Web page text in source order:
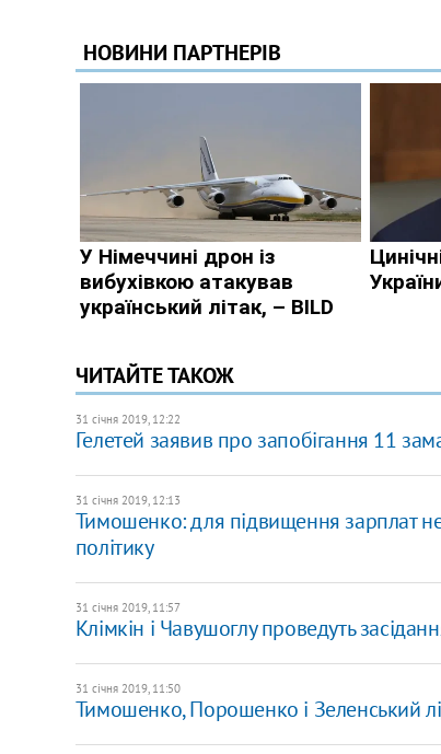
ЧИТАЙТЕ ТАКОЖ
31 січня 2019, 12:22
Гелетей заявив про запобігання 11
31 січня 2019, 12:13
Тимошенко: для підвищення зарплат
політику
31 січня 2019, 11:57
Клімкін і Чавушоглу проведуть
31 січня 2019, 11:50
Тимошенко, Порошенко і Зеленський